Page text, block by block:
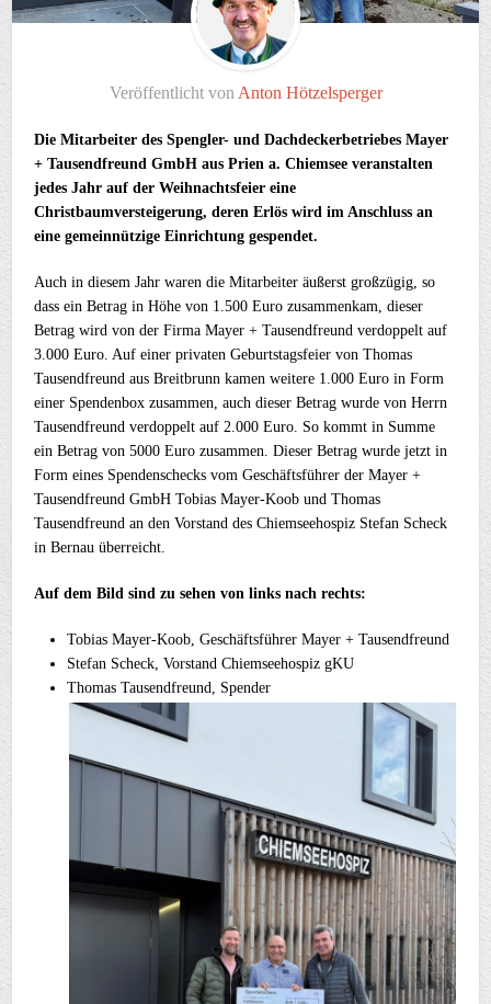
Veröffentlicht von Anton Hötzelsperger
Die Mitarbeiter des Spengler- und Dachdeckerbetriebes Mayer
+ Tausendfreund GmbH aus Prien a. Chiemsee veranstalten
jedes Jahr auf der Weihnachtsfeier eine
Christbaumversteigerung, deren Erlös wird im Anschluss an
eine gemeinnützige Einrichtung gespendet.
Auch in diesem Jahr waren die Mitarbeiter äußerst großzügig, so
dass ein Betrag in Höhe von 1.500 Euro zusammenkam, dieser
Betrag wird von der Firma Mayer + Tausendfreund verdoppelt auf
3.000 Euro. Auf einer privaten Geburtstagsfeier von Thomas
Tausendfreund aus Breitbrunn kamen weitere 1.000 Euro in Form
einer Spendenbox zusammen, auch dieser Betrag wurde von Herrn
Tausendfreund verdoppelt auf 2.000 Euro. So kommt in Summe
ein Betrag von 5000 Euro zusammen. Dieser Betrag wurde jetzt in
Form eines Spendenschecks vom Geschäftsführer der Mayer +
Tausendfreund GmbH Tobias Mayer-Koob und Thomas
Tausendfreund an den Vorstand des Chiemseehospiz Stefan Scheck
in Bernau überreicht.
Auf dem Bild sind zu sehen von links nach rechts:
Tobias Mayer-Koob, Geschäftsführer Mayer + Tausendfreund
Stefan Scheck, Vorstand Chiemseehospiz gKU
Thomas Tausendfreund, Spender